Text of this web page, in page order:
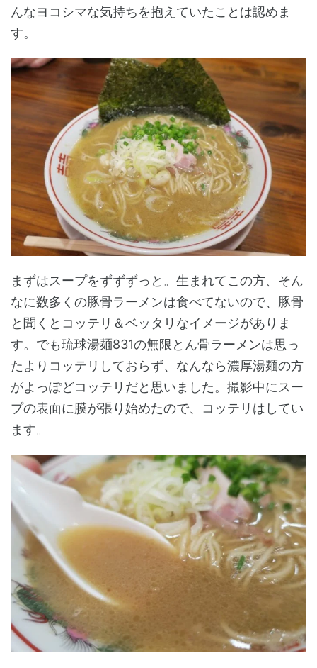
んなヨコシマな気持ちを抱えていたことは認めま
す。
まずはスープをずずずっと。生まれてこの方、そん
なに数多くの豚骨ラーメンは食べてないので、豚骨
と聞くとコッテリ＆ベッタリなイメージがありま
す。でも琉球湯麺831の無限とん骨ラーメンは思っ
たよりコッテリしておらず、なんなら濃厚湯麺の方
がよっぽどコッテリだと思いました。撮影中にスー
プの表面に膜が張り始めたので、コッテリはしてい
ます。